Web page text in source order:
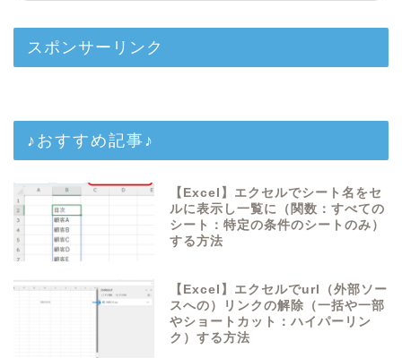
スポンサーリンク
♪おすすめ記事♪
【Excel】エクセルでシート名をセ
ルに表示し一覧に（関数：すべての
シート：特定の条件のシートのみ）
する方法
【Excel】エクセルでurl（外部ソー
スへの）リンクの解除（一括や一部
やショートカット：ハイパーリン
ク）する方法